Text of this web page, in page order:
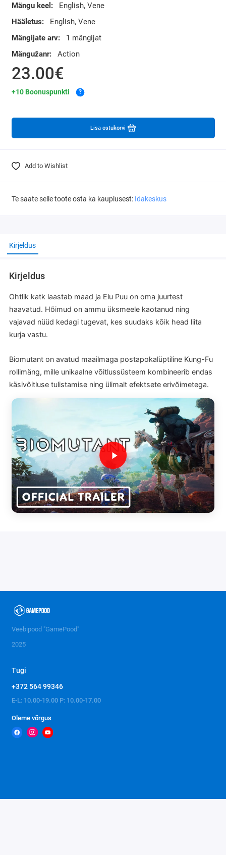
Mängu keel:
English, Vene
Hääletus:
English, Vene
Mängijate arv:
1 mängijat
Mängužanr:
Action
23.00€
+10 Boonuspunkti ?
Lisa ostukorvi
Add to Wishlist
Te saate selle toote osta ka kauplusest: Idakeskus
Kirjeldus
Kirjeldus
Ohtlik katk laastab maad ja Elu Puu on oma juurtest
haavatud. Hõimud on ammu üksmeele kaotanud ning
vajavad nüüd kedagi tugevat, kes suudaks kõik head liita
kurja vastu.
Biomutant on avatud maailmaga postapokalüptiline Kung-Fu
rollimäng, mille unikaalne võitlussüsteem kombineerib endas
käsivõitluse tulistamise ning ülimalt efektsete erivõimetega.
Veebipood "GamePood"
2025
Tugi
+372 564 99346
E-L: 10.00-19.00 P: 10.00-17.00
Oleme võrgus